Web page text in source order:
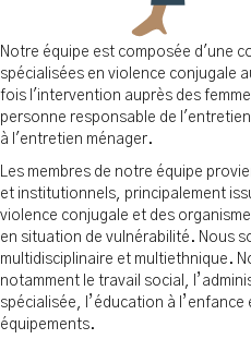
Notre équipe est composée d'une
spécialisées en violence conjugale
fois l'intervention auprès des
personne responsable de
à l'entretien ménager.
Les membres de notre équipe
et institutionnels, principalement
violence conjugale et des
en situation de vulnérabilité. Nous
multidisciplinaire et multiethnique.
notamment le travail social,
spécialisée, l’éducation à
équipements.